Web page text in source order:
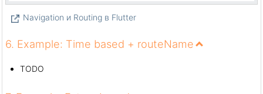
Navigation и Routing в Flutter
6. Example: Time based + routeName
TODO